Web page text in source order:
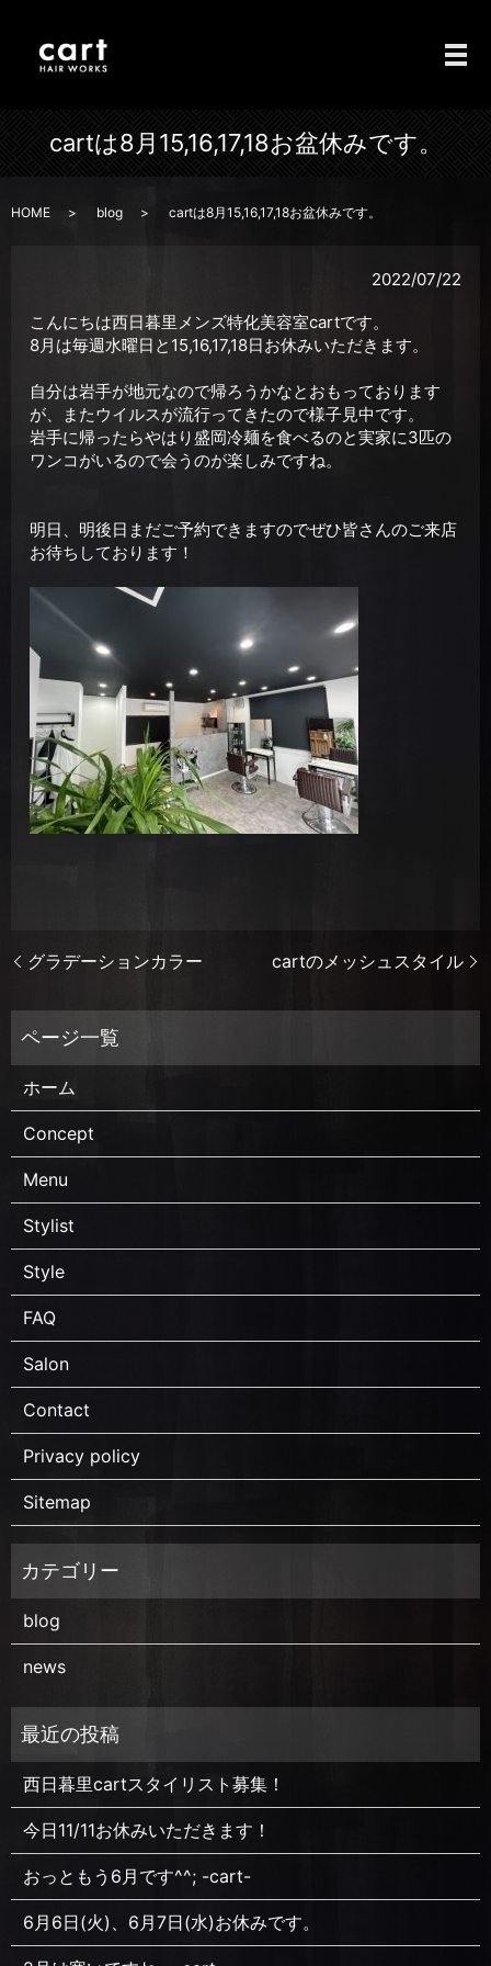
メ
cartは8月15,16,17,18お盆休みです。
HOME blog cartは8月15,16,17,18お盆休みです。
2022/07/22
こんにちは西日暮里メンズ特化美容室cartです。
8月は毎週水曜日と15,16,17,18日お休みいただきます。
自分は岩手が地元なので帰ろうかなとおもっております
が、またウイルスが流行ってきたので様子見中です。
岩手に帰ったらやはり盛岡冷麺を食べるのと実家に3匹の
ワンコがいるので会うのが楽しみですね。
明日、明後日まだご予約できますのでぜひ皆さんのご来店
お待ちしております！
グラデーションカラー cartのメッシュスタイル
ホーム
Concept
Menu
Stylist
Style
FAQ
Salon
Contact
Privacy policy
Sitemap
blog
news
西日暮里cartスタイリスト募集！
今日11/11お休みいただきます！
おっともう6月です^^; -cart-
6月6日(火)、6月7日(水)お休みです。